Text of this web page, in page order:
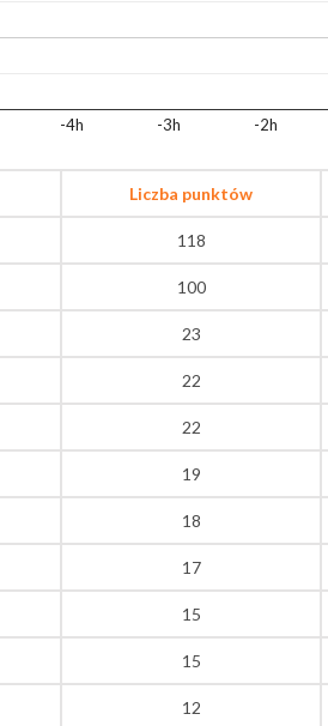
-4h -3h -2h
Liczba punktów
118
100
23
22
22
19
18
17
15
15
12